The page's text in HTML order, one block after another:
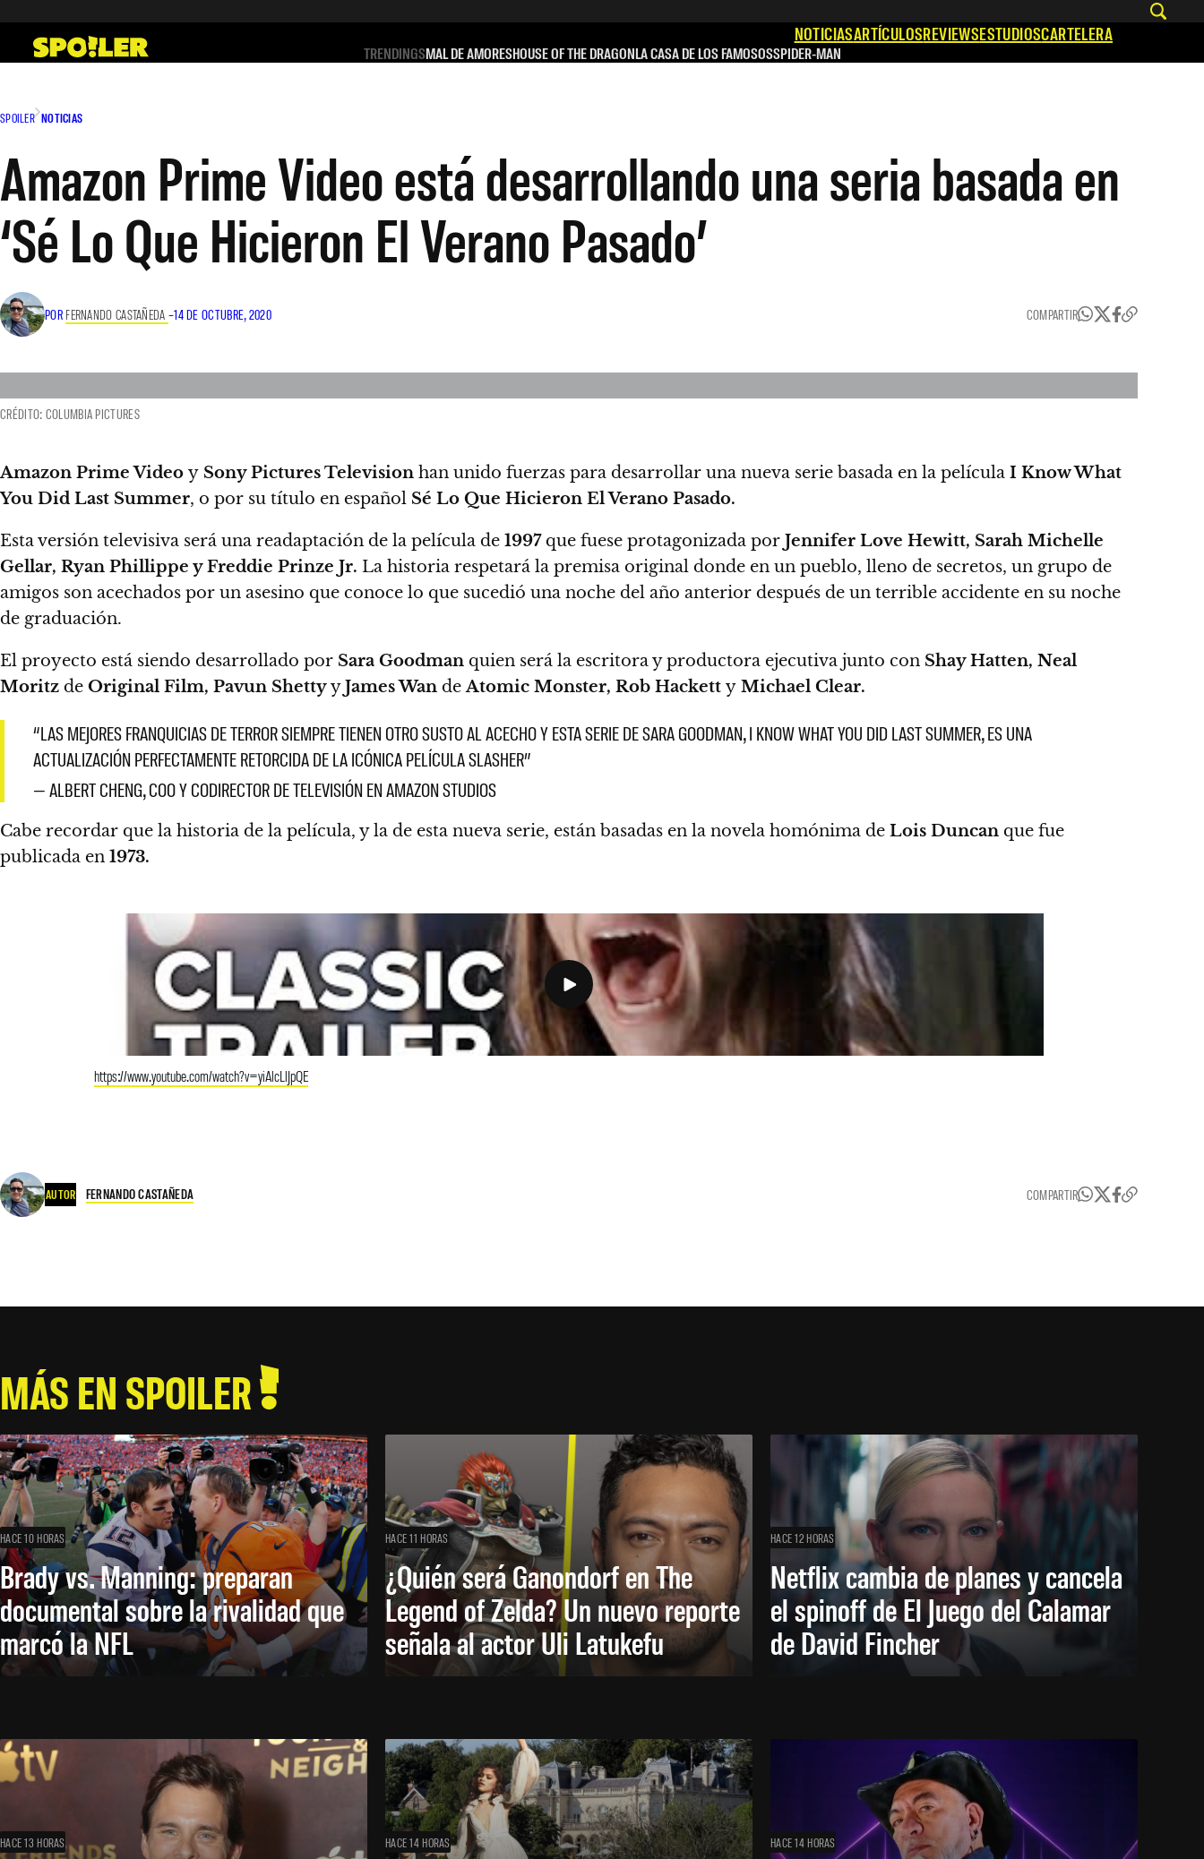
contenido
NOTICIASARTÍCULOSREVIEWSESTUDIOSCARTELERA
TRENDINGSMAL DE AMORESHOUSE OF THE DRAGONLA CASA DE LOS FAMOSOSSPIDER-MAN
SPOILER NOTICIAS
Amazon Prime Video está desarrollando una seria basada en
‘Sé Lo Que Hicieron El Verano Pasado’
POR FERNANDO CASTAÑEDA –14 DE OCTUBRE, 2020 COMPARTIR
CRÉDITO: COLUMBIA PICTURES
Amazon Prime Video y Sony Pictures Television han unido fuerzas para desarrollar una nueva serie basada en la película I Know What
You Did Last Summer, o por su título en español Sé Lo Que Hicieron El Verano Pasado.
Esta versión televisiva será una readaptación de la película de 1997que fuese protagonizada por Jennifer Love Hewitt, Sarah Michelle
Gellar, Ryan Phillippe y Freddie Prinze Jr. La historia respetará la premisa original donde en un pueblo, lleno de secretos, un grupo de
amigos son acechados por un asesino que conoce lo que sucedió una noche del año anterior después de un terrible accidente en su noche
de graduación.
El proyecto está siendo desarrollado por Sara Goodman quien será la escritora y productora ejecutiva junto con Shay Hatten, Neal
Moritz de Original Film, Pavun ShettyyJames Wan deAtomic Monster, Rob Hackett y Michael Clear.
“LAS MEJORES FRANQUICIAS DE TERROR SIEMPRE TIENEN OTRO SUSTO AL ACECHO Y ESTA SERIE DE SARA GOODMAN, I KNOW WHAT YOU DID LAST SUMMER, ES UNA
ACTUALIZACIÓN PERFECTAMENTE RETORCIDA DE LA ICÓNICA PELÍCULA SLASHER”
— ALBERT CHENG, COO Y CODIRECTOR DE TELEVISIÓN EN AMAZON STUDIOS
Cabe recordar que la historia de la película, y la de esta nueva serie, están basadas en la novela homónima de Lois Duncan que fue
publicada en 1973.
https://www.youtube.com/watch?v=yiAlcLlJpQE
AUTOR FERNANDO CASTAÑEDA COMPARTIR
MÁS EN SPOILER
HACE 10 HORAS
Brady vs. Manning: preparan
documental sobre la rivalidad que
marcó la NFL
HACE 11 HORAS
¿Quién será Ganondorf en The
Legend of Zelda? Un nuevo reporte
señala al actor Uli Latukefu
HACE 12 HORAS
Netflix cambia de planes y cancela
el spinoff de El Juego del Calamar
de David Fincher
HACE 13 HORAS HACE 14 HORAS HACE 14 HORAS